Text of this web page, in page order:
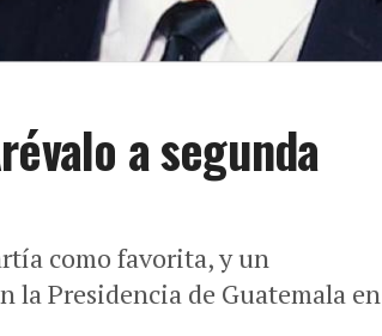
a segunda
como favorita, y un
la Presidencia de Guatemala en